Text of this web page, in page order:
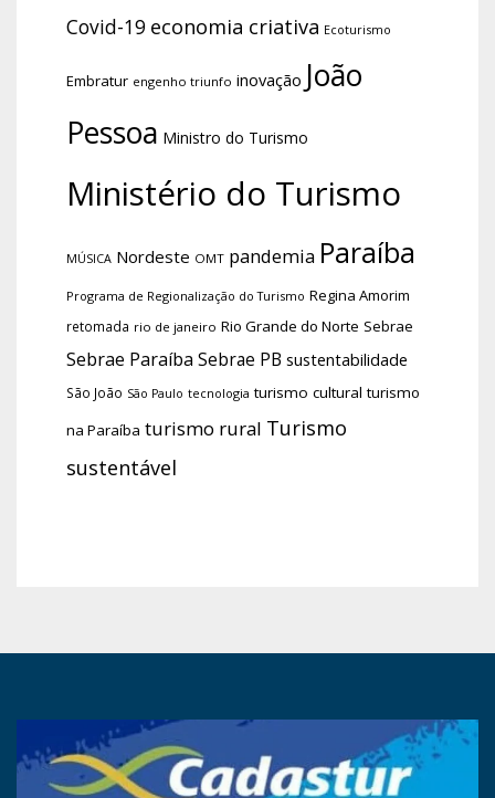
Covid-19 economia criativa Ecoturismo
Embratur engenho triunfo inovação João
Pessoa Ministro do Turismo
Ministério do Turismo
MÚSICA Nordeste OMT pandemia Paraíba
Programa de Regionalização do Turismo Regina Amorim
retomada rio de janeiro Rio Grande do Norte Sebrae
Sebrae Paraíba Sebrae PB sustentabilidade
São João São Paulo tecnologia turismo cultural turismo
na Paraíba turismo rural Turismo
sustentável